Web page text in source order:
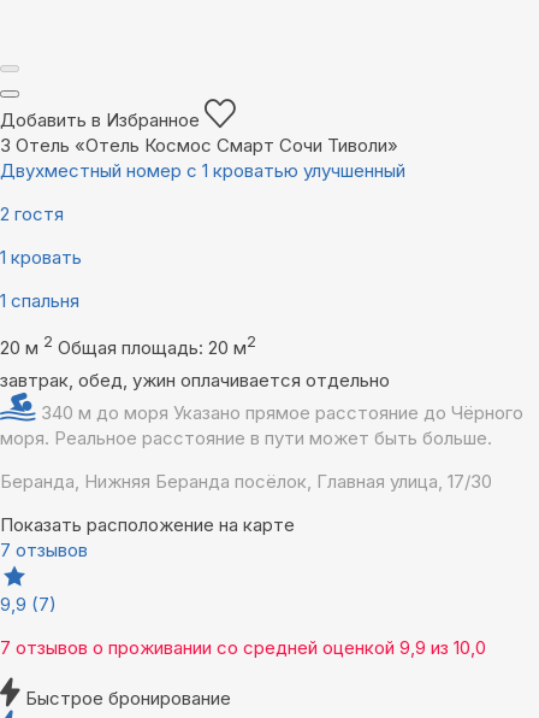
Добавить в Избранное
3 Отель «Отель Космос Смарт Сочи Тиволи»
Двухместный номер с 1 кроватью улучшенный
2 гостя
1 кровать
1 спальня
20 м 2 Общая площадь: 20 м2
завтрак, обед, ужин оплачивается отдельно
340 м до моря Указано прямое расстояние до Чёрного
моря. Реальное расстояние в пути может быть больше.
Беранда, Нижняя Беранда посёлок, Главная улица, 17/30
Показать расположение на карте
7 отзывов
9,9 (7)
7 отзывов о проживании со средней оценкой 9,9 из 10,0
Быстрое бронирование